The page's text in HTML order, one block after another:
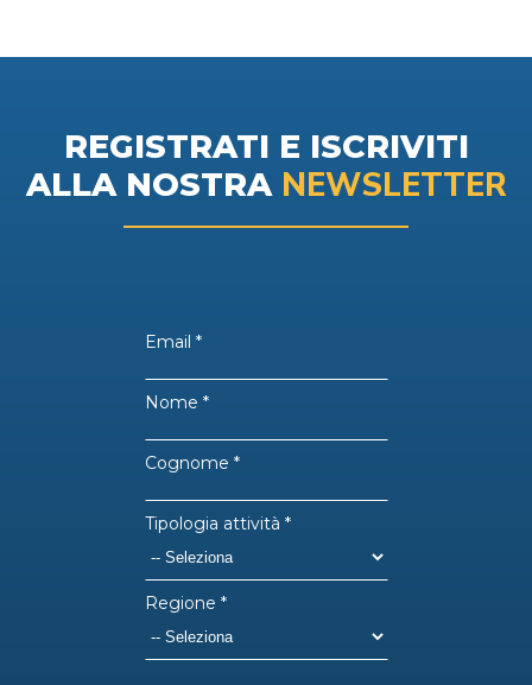
REGISTRATI E ISCRIVITI
ALLA NOSTRA NEWSLETTER